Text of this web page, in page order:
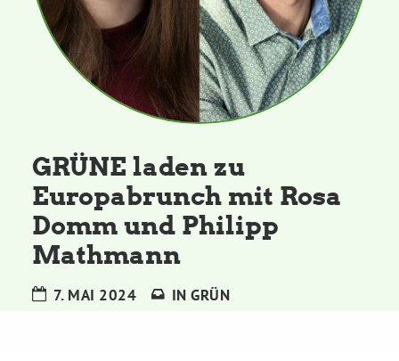
Ortsverbände
Kommissionen
Grünes Zentrum
Personen
Sylvia Rietenberg, MdB
GRÜNE laden zu
Europabrunch mit Rosa
Domm und Philipp
Mathmann
7. MAI 2024 IN GRÜN